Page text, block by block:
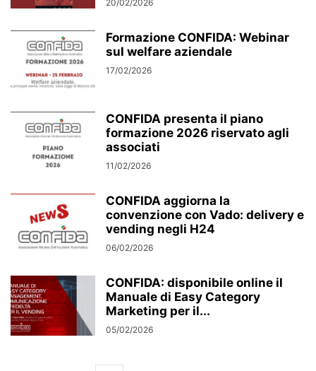
20/02/2026
Formazione CONFIDA: Webinar
sul welfare aziendale
17/02/2026
CONFIDA presenta il piano
formazione 2026 riservato agli
associati
11/02/2026
CONFIDA aggiorna la
convenzione con Vado: delivery e
vending negli H24
06/02/2026
CONFIDA: disponibile online il
Manuale di Easy Category
Marketing per il...
05/02/2026